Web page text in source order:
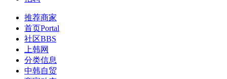
推荐商家
首页Portal
社区BBS
上韩网
分类信息
中韩自贸